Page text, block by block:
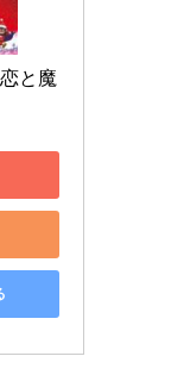
と魔